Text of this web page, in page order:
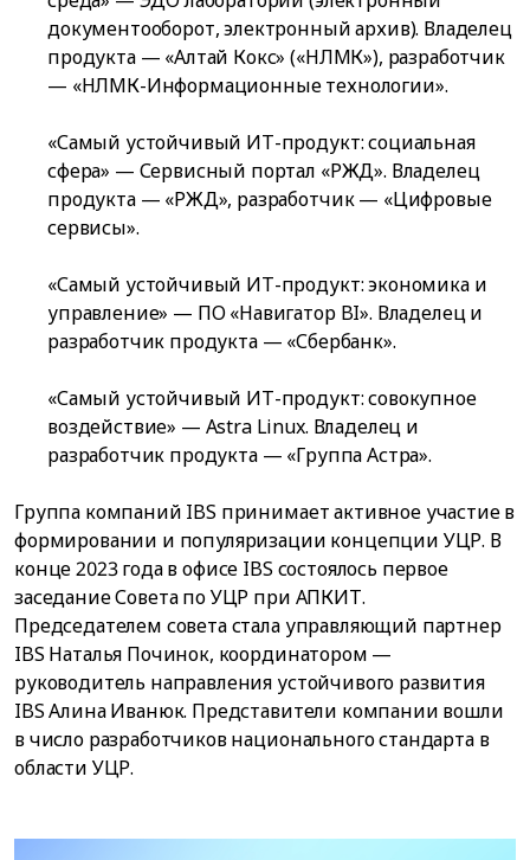
документооборот, электронный архив). Владелец
продукта — «Алтай Кокс» («НЛМК»), разработчик
— «НЛМК-Информационные технологии».
«Самый устойчивый ИТ-продукт: социальная
сфера» — Сервисный портал «РЖД». Владелец
продукта — «РЖД», разработчик — «Цифровые
сервисы».
«Самый устойчивый ИТ-продукт: экономика и
управление» — ПО «Навигатор BI». Владелец и
разработчик продукта — «Сбербанк».
«Самый устойчивый ИТ-продукт: совокупное
воздействие» — Astra Linux. Владелец и
разработчик продукта — «Группа Астра».
Группа компаний IBS принимает активное участие в
формировании и популяризации концепции УЦР. В
конце 2023 года в офисе IBS состоялось первое
заседание Совета по УЦР при АПКИТ.
Председателем совета стала управляющий партнер
IBS Наталья Починок, координатором —
руководитель направления устойчивого развития
IBS Алина Иванюк. Представители компании вошли
в число разработчиков национального стандарта в
области УЦР.